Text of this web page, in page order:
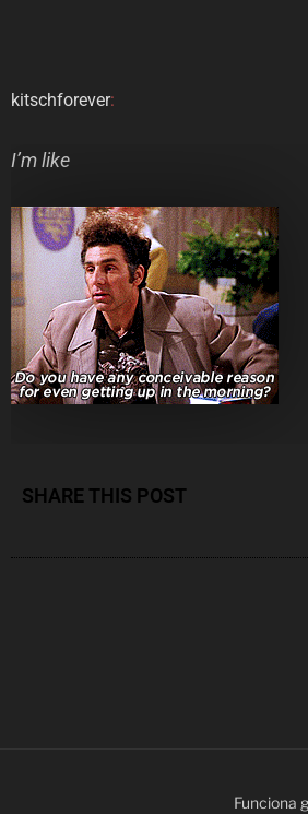
kitschforever:
I’m like
SHARE THIS POST
Funciona